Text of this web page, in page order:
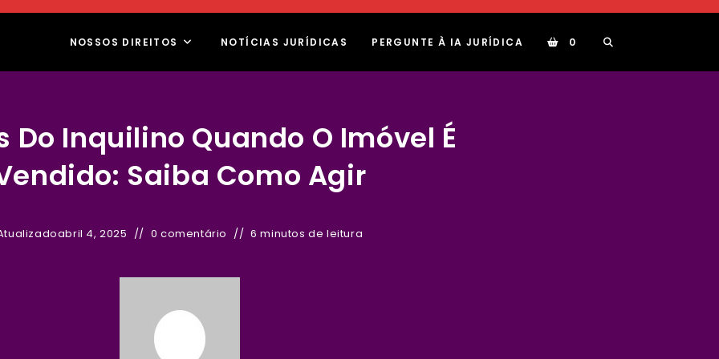
NOSSOS DIREITOS NOTÍCIAS JURÍDICAS PERGUNTE À IA JURÍDICA 0 ALTERNAR
Do Inquilino Quando O Imóvel É
Saiba Como Agir
abril 4, 2025 0 comentário 6 minutos de leitura